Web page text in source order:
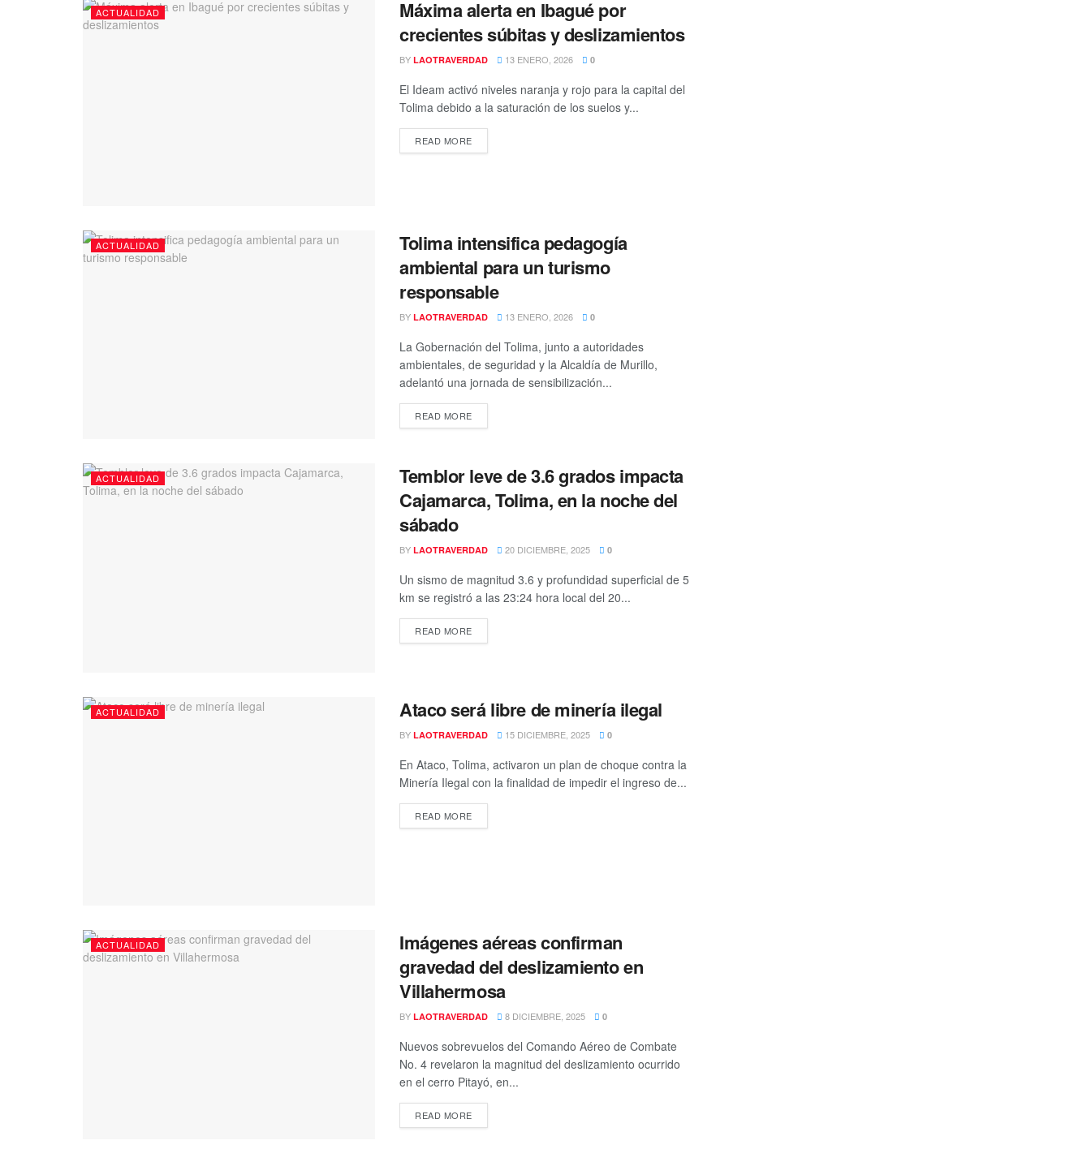
ACTUALIDAD
Máxima alerta en Ibagué por
crecientes súbitas y deslizamientos
BY LAOTRAVERDAD 13 ENERO, 2026 0
El Ideam activó niveles naranja y rojo para la capital del
Tolima debido a la saturación de los suelos y...
READ MORE
ACTUALIDAD
Tolima intensifica pedagogía
ambiental para un turismo
responsable
BY LAOTRAVERDAD 13 ENERO, 2026 0
La Gobernación del Tolima, junto a autoridades
ambientales, de seguridad y la Alcaldía de Murillo,
adelantó una jornada de sensibilización...
READ MORE
ACTUALIDAD
Temblor leve de 3.6 grados impacta
Cajamarca, Tolima, en la noche del
sábado
BY LAOTRAVERDAD 20 DICIEMBRE, 2025 0
Un sismo de magnitud 3.6 y profundidad superficial de 5
km se registró a las 23:24 hora local del 20...
READ MORE
ACTUALIDAD Ataco será libre de minería ilegal
BY LAOTRAVERDAD 15 DICIEMBRE, 2025 0
En Ataco, Tolima, activaron un plan de choque contra la
Minería Ilegal con la finalidad de impedir el ingreso de...
READ MORE
ACTUALIDAD
Imágenes aéreas confirman
gravedad del deslizamiento en
Villahermosa
BY LAOTRAVERDAD 8 DICIEMBRE, 2025 0
Nuevos sobrevuelos del Comando Aéreo de Combate
No. 4 revelaron la magnitud del deslizamiento ocurrido
en el cerro Pitayó, en...
READ MORE